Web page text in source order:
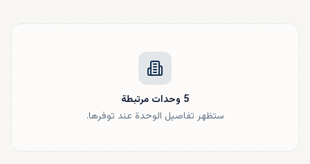
5 وحدات مرتبطة
ستظهر تفاصيل الوحدة عند توفرها.